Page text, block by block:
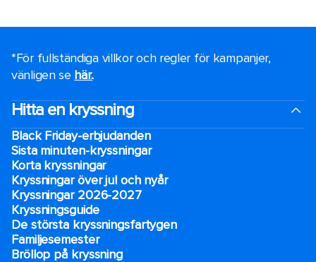
*För fullständiga villkor och regler för kampanjer,
vänligen se här..
Hitta en kryssning
Black Friday-erbjudanden
Sista minuten-kryssningar
Korta kryssningar
Kryssningar över jul och nyår
Kryssningar 2026-2027
Kryssningsguide
De största kryssningsfartygen
Familjesemester
Bröllop på kryssning